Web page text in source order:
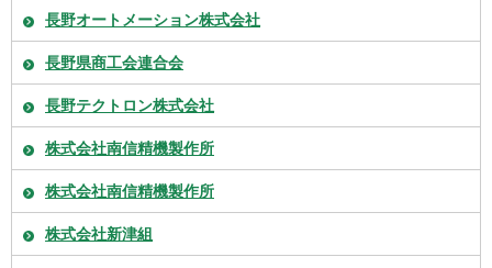
長野オートメーション株式会社
長野県商工会連合会
長野テクトロン株式会社
株式会社南信精機製作所
株式会社南信精機製作所
株式会社新津組